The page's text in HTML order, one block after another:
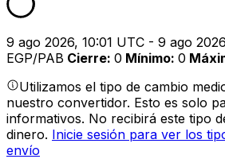
9 ago 2026, 10:01 UTC - 9 ago
EGP/PAB Cierre: 0 Mínimo: 0
Utilizamos el tipo de cambio
nuestro convertidor. Esto es solo
informativos. No recibirá este tipo
dinero. Inicie sesión para ver los
envío